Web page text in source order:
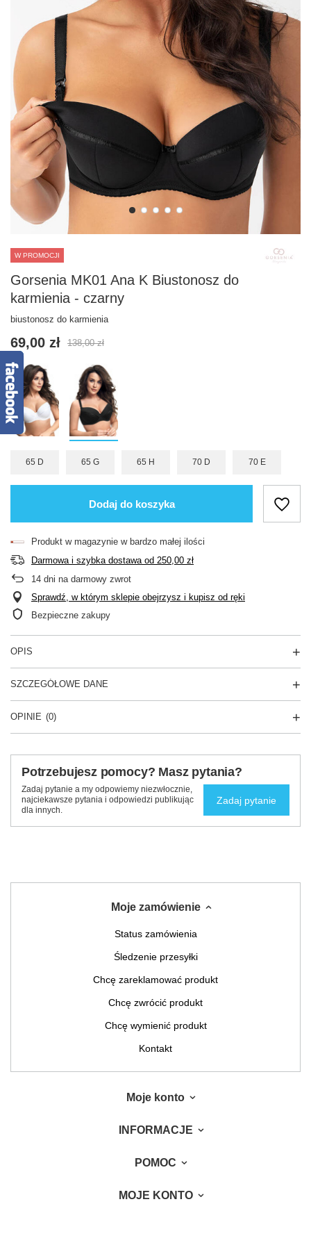
W PROMOCJI
Gorsenia MK01 Ana K Biustonosz do
karmienia - czarny
biustonosz do karmienia
69,00 zł 138,00 zł
65 D 65 G 65 H 70 D 70 E
Dodaj do koszyka
Produkt w magazynie w bardzo małej ilości
Darmowa i szybka dostawaod 250,00 zł
14 dni na darmowy zwrot
Sprawdź, w którym sklepie obejrzysz i kupisz od ręki
Bezpieczne zakupy
OPIS
SZCZEGÓŁOWE DANE
OPINIE (0)
Potrzebujesz pomocy? Masz pytania?
Zadaj pytanie a my odpowiemy niezwłocznie,
najciekawsze pytania i odpowiedzi publikując
dla innych.
Zadaj pytanie
Moje zamówienie
Status zamówienia
Śledzenie przesyłki
Chcę zareklamować produkt
Chcę zwrócić produkt
Chcę wymienić produkt
Kontakt
Moje konto
INFORMACJE
POMOC
MOJE KONTO